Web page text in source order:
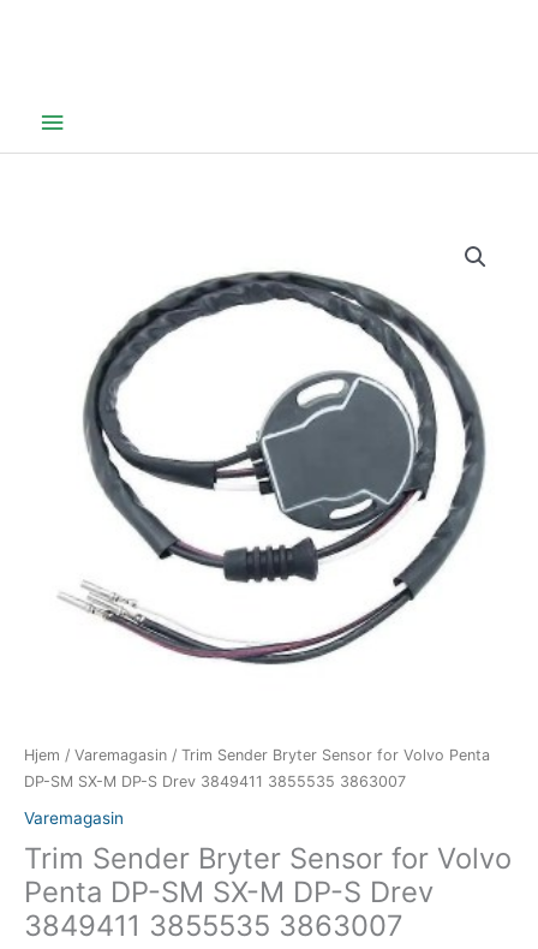
Hovedmeny
Hjem / Varemagasin / Trim Sender Bryter Sensor for Volvo Penta
DP-SM SX-M DP-S Drev 3849411 3855535 3863007
Varemagasin
Trim Sender Bryter Sensor for Volvo
Penta DP-SM SX-M DP-S Drev
3849411 3855535 3863007